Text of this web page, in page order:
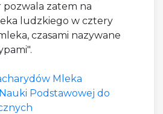
pozwala zatem na
ludzkiego w cztery
czasami nazywane
Mleka
Podstawowej do